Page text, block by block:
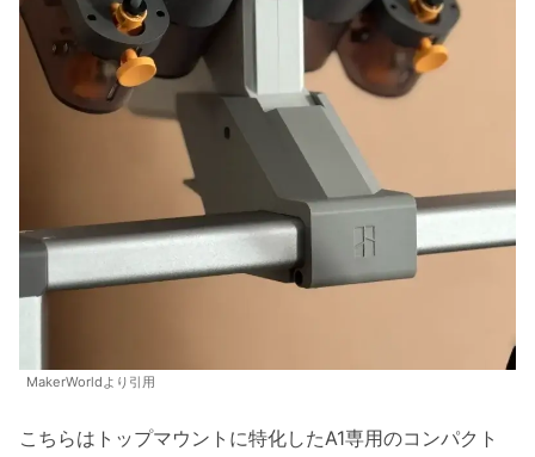
MakerWorldより引用
こちらはトップマウントに特化したA1専用のコンパクト